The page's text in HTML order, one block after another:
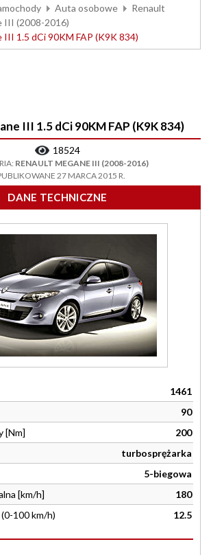
Auta osobowe
Renault
III (2008-2016)
III 1.5 dCi 90KM FAP (K9K 834)
III 1.5 dCi 90KM FAP (K9K 834)
18524
RENAULT MEGANE III (2008-2016)
27 MARCA 2015 R.
DANE TECHNICZNE
1461
90
[Nm]
200
turbosprężarka
5-biegowa
[km/h]
180
100 km/h)
12.5